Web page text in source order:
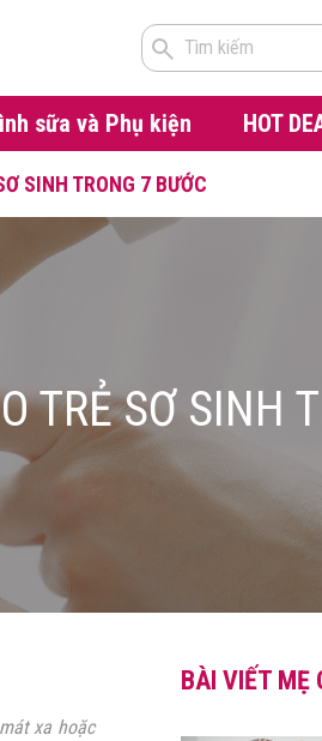
Tìm kiếm
sữa và Phụ kiện HOT
SINH TRONG 7 BƯỚC
TRẺ SƠ SINH
xa hoặc
BÀI VIẾT MẸ